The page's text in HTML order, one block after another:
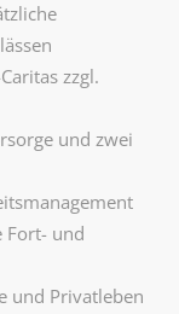
zzgl.
und zwei
Fort- und
und Privatleben